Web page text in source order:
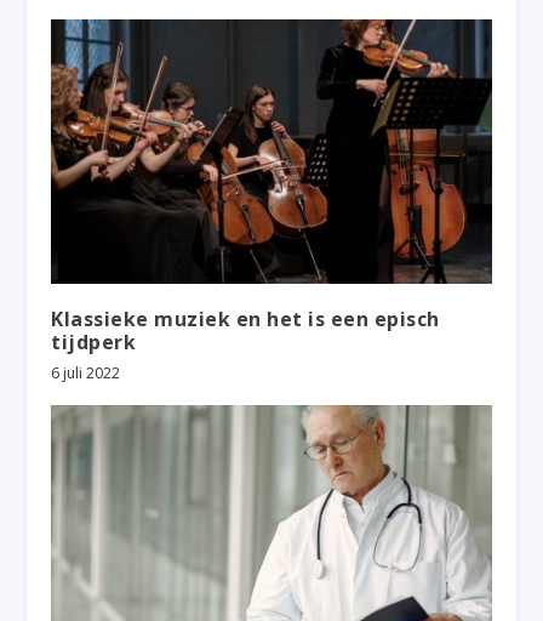
Klassieke muziek en het is een episch
tijdperk
6 juli 2022